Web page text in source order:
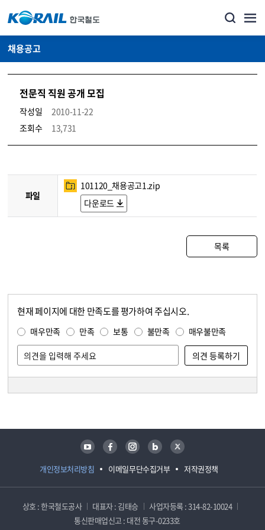
채용공고
전문직 직원 공개 모집
작성일
2010-11-22
조회수
13,731
코레일소개_경영공시_채용공고 상세보기 – 내용, 파일, 담당자 연락처로 구성
파일
101120_채용공고1.zip
다운로드
목록
현재 페이지에 대한 만족도를 평가하여 주십시오.
매우만족 만족 보통 불만족 매우불만족
개인정보처리방침 이메일무단수집거부 저작권정책
유튜브 페이스북 인스타그램 블로그 트위터
상호 : 한국철도공사 대표자 : 김태승
사업자등록 : 314-82-10024
통신판매업신고 : 대전 동구-0233호